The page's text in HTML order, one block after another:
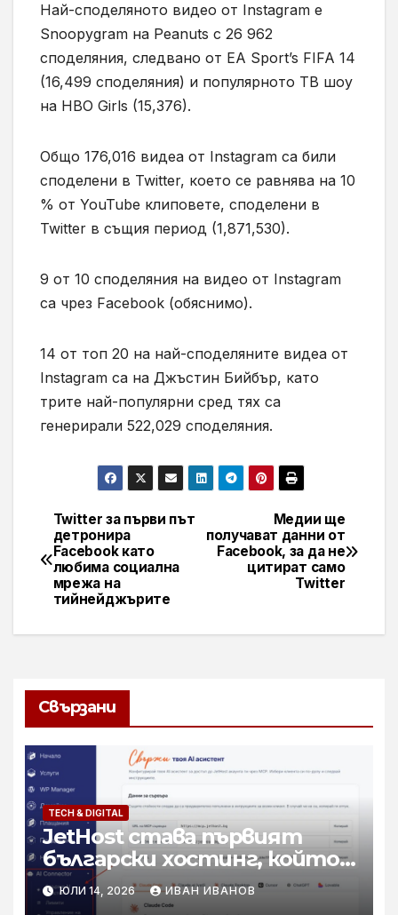
Най-споделяното видео от Instagram е
Snoopygram на Peanuts с 26 962
споделяния, следвано от EA Sport’s FIFA 14
(16,499 споделяния) и популярното ТВ шоу
на HBO Girls (15,376).
Общо 176,016 видеа от Instagram са били
споделени в Twitter, което се равнява на 10
% от YouTube клиповете, споделени в
Twitter в същия период (1,871,530).
9 от 10 споделяния на видео от Instagram
са чрез Facebook (обяснимо).
14 от топ 20 на най-споделяните видеа от
Instagram са на Джъстин Бийбър, като
трите най-популярни сред тях са
генерирали 522,029 споделяния.
Навигация
Медии ще
получават данни от
Facebook, за да не
цитират само
Twitter
Twitter за първи път
детронира
Facebook като
любима социална
мрежа на
тийнейджърите
Свързани
TECH & DIGITAL
JetHost става първият
български хостинг, който
свързва AI асистенти с
реалната хостинг среда
ЮЛИ 14, 2026 ИВАН ИВАНОВ